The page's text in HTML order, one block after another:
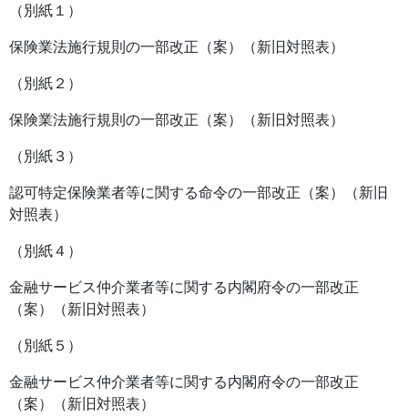
（別紙１）
保険業法施行規則の一部改正（案）（新旧対照表）
（別紙２）
保険業法施行規則の一部改正（案）（新旧対照表）
（別紙３）
認可特定保険業者等に関する命令の一部改正（案）（新旧
対照表）
（別紙４）
金融サービス仲介業者等に関する内閣府令の一部改正
（案）（新旧対照表）
（別紙５）
金融サービス仲介業者等に関する内閣府令の一部改正
（案）（新旧対照表）